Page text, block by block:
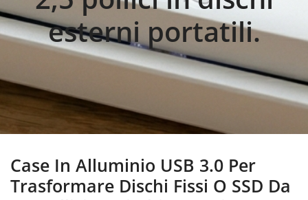
esterni portatili.
Case In Alluminio USB 3.0 Per
Trasformare Dischi Fissi O SSD Da